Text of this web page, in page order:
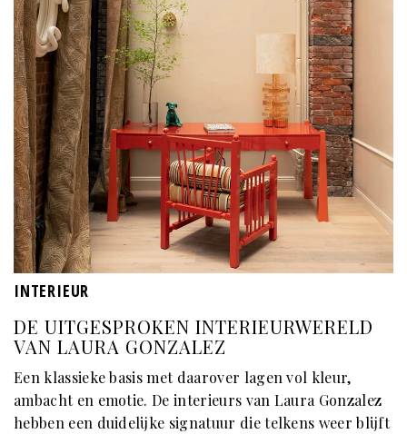
INTERIEUR
DE UITGESPROKEN INTERIEURWERELD
VAN LAURA GONZALEZ
Een klassieke basis met daarover lagen vol kleur,
ambacht en emotie. De interieurs van Laura Gonzalez
hebben een duidelijke signatuur die telkens weer blijft